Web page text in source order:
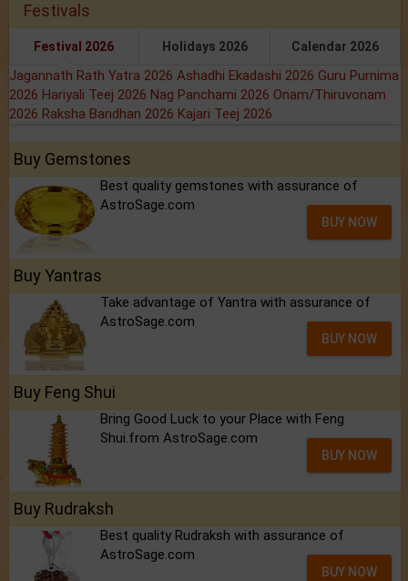
Festivals
Festival 2026 Holidays 2026 Calendar 2026
Jagannath Rath Yatra 2026 Ashadhi Ekadashi 2026 Guru Purnima
2026 Hariyali Teej 2026 Nag Panchami 2026 Onam/Thiruvonam
2026 Raksha Bandhan 2026 Kajari Teej 2026
Buy Gemstones
Best quality gemstones with assurance of
AstroSage.com
BUY NOW
Buy Yantras
Take advantage of Yantra with assurance of
AstroSage.com
BUY NOW
Buy Feng Shui
Bring Good Luck to your Place with Feng
Shui.from AstroSage.com
BUY NOW
Buy Rudraksh
Best quality Rudraksh with assurance of
AstroSage.com
BUY NOW